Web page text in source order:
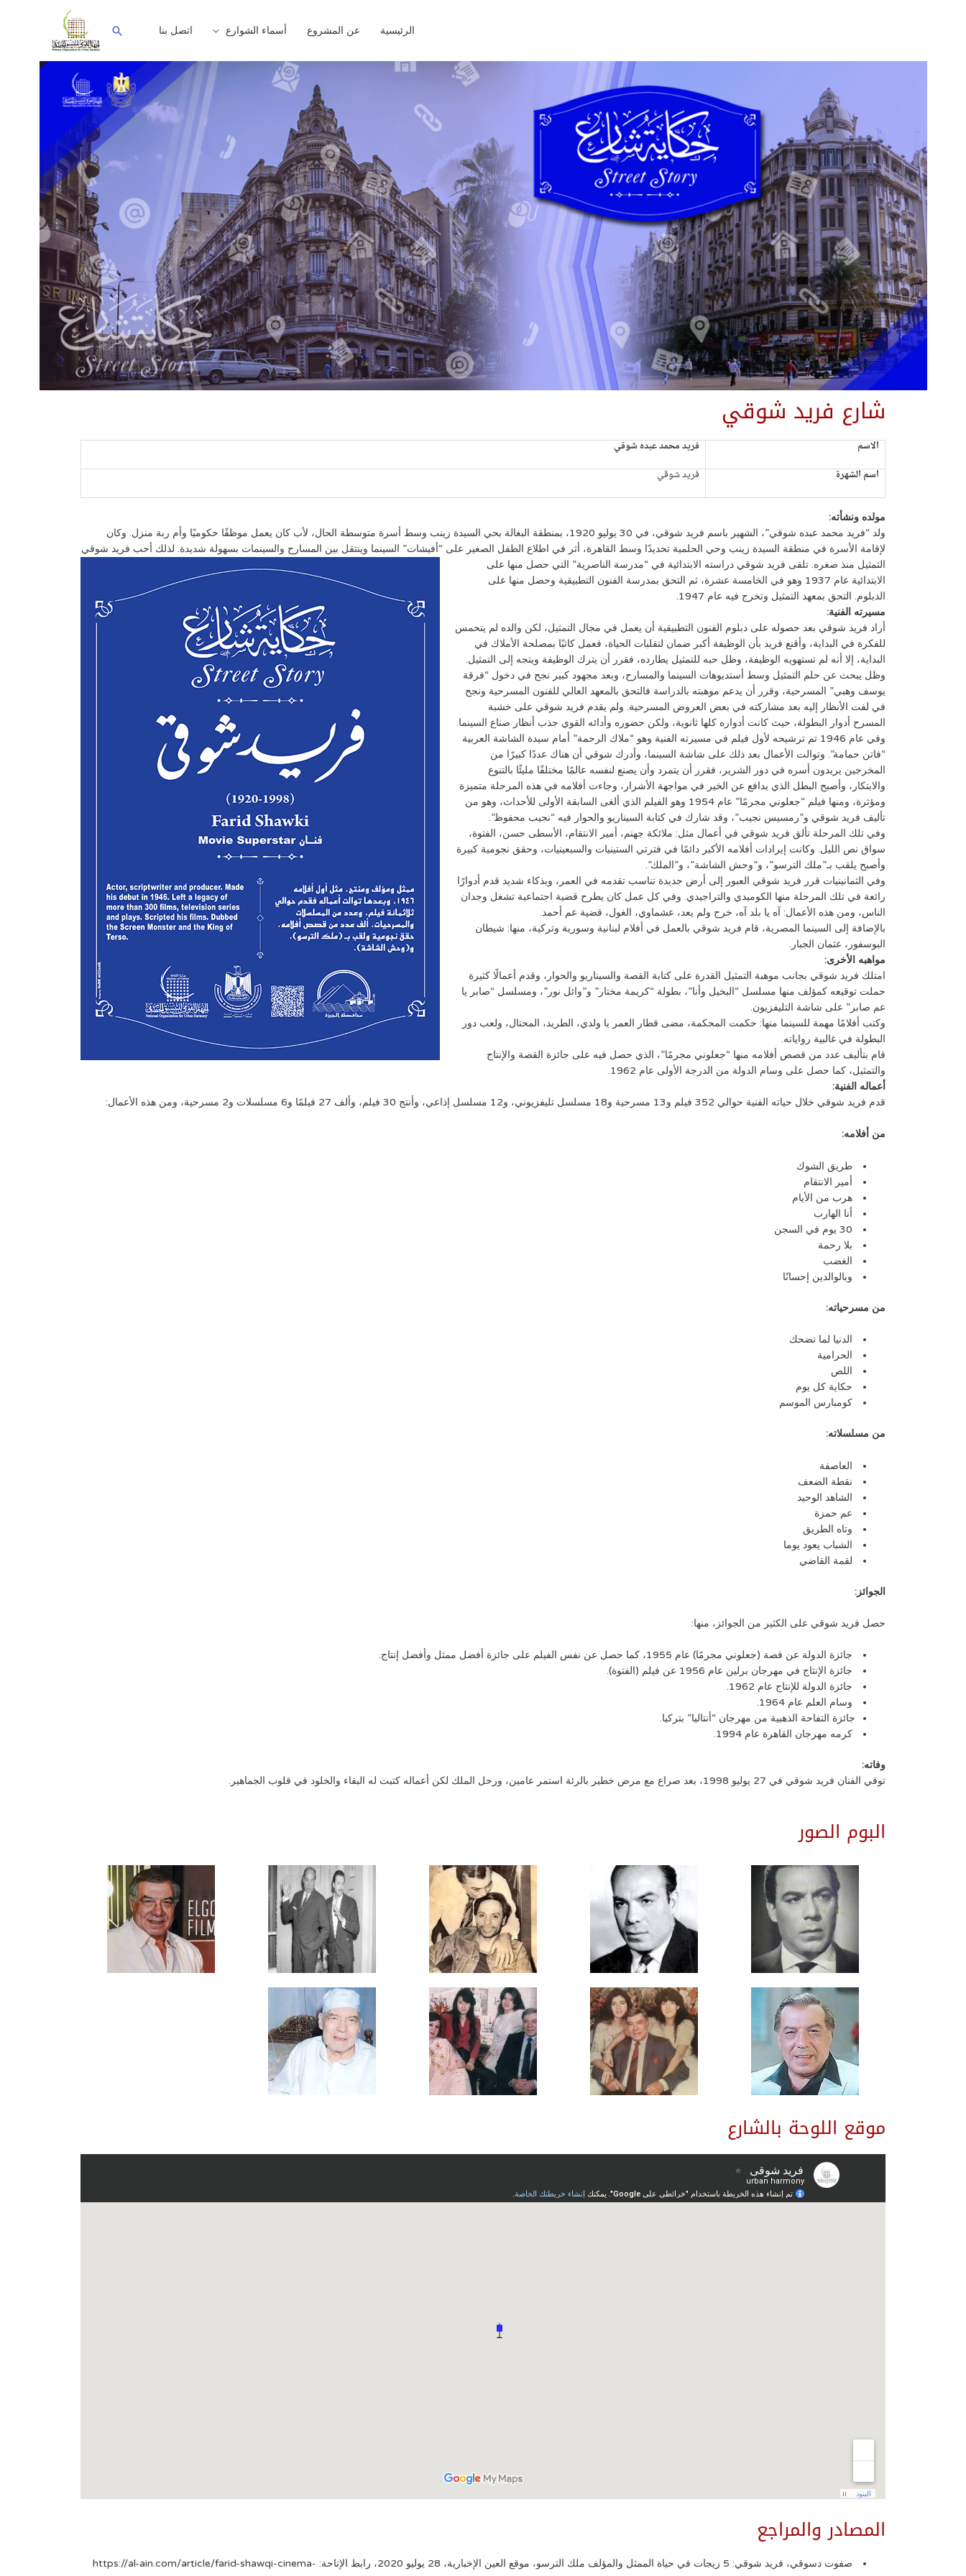
الرئيسية عن المشروع أسماء الشوارع اتصل بنا
شارع فريد شوقي
الاسم
فريد محمد عبده شوقي
اسم الشهرة
فريد شوقي
مولده ونشأته:
ولد “فريد محمد عبده شوقي”، الشهير باسم فريد شوقي، في 30 يوليو 1920، بمنطقة البغالة بحي السيدة زينب وسط أسرة متوسطة الحال، لأب كان يعمل موظفًا حكوميًا وأم ربة منزل. وكان
لإقامة الأسرة في منطقة السيدة زينب وحي الحلمية تحديدًا وسط القاهرة، أثر في اطلاع الطفل الصغير على “أفيشات” السينما وينتقل بين المسارح والسينمات بسهولة شديدة. لذلك أحب فريد شوقي
التمثيل منذ صغره. تلقى فريد شوقي دراسته الابتدائية في “مدرسة الناصرية” التي حصل منها على
الابتدائية عام 1937 وهو في الخامسة عشرة، ثم التحق بمدرسة الفنون التطبيقية وحصل منها على
الدبلوم. التحق بمعهد التمثيل وتخرج فيه عام 1947.
مسيرته الفنية:
أراد فريد شوقي بعد حصوله على دبلوم الفنون التطبيقية أن يعمل في مجال التمثيل، لكن والده لم يتحمس
للفكرة في البداية، وأقنع فريد بأن الوظيفة أكبر ضمان لتقلبات الحياة، فعمل كاتبًا بمصلحة الأملاك في
البداية، إلا أنه لم تستهويه الوظيفة، وظل حبه للتمثيل يطارده، فقرر أن يترك الوظيفة ويتجه إلى التمثيل.
وظل يبحث عن حلم التمثيل وسط أستديوهات السينما والمسارح، وبعد مجهود كبير نجح في دخول “فرقة
يوسف وهبي” المسرحية، وقرر أن يدعم موهبته بالدراسة فالتحق بالمعهد العالي للفنون المسرحية ونجح
في لفت الأنظار إليه بعد مشاركته في بعض العروض المسرحية. ولم يقدم فريد شوقي على خشبة
المسرح أدوار البطولة، حيث كانت أدواره كلها ثانوية، ولكن حضوره وأدائه القوي جذب أنظار صناع السينما.
وفي عام 1946 تم ترشيحه لأول فيلم في مسيرته الفنية وهو “ملاك الرحمة” أمام سيدة الشاشة العربية
“فاتن حمامة”. وتوالت الأعمال بعد ذلك على شاشة السينما، وأدرك شوقي أن هناك عددًا كبيرًا من
المخرجين يريدون أسره في دور الشرير، فقرر أن يتمرد وأن يصنع لنفسه عالمًا مختلفًا مليئًا بالتنوع
والابتكار، وأصبح البطل الذي يدافع عن الخير في مواجهة الأشرار، وجاءت أفلامه في هذه المرحلة متميزة
ومؤثرة، ومنها فيلم “جعلوني مجرمًا” عام 1954 وهو الفيلم الذي ألغى السابقة الأولى للأحداث، وهو من
تأليف فريد شوقي و”رمسيس نجيب”، وقد شارك في كتابة السيناريو والحوار فيه “نجيب محفوظ”.
وفي تلك المرحلة تألق فريد شوقي في أعمال مثل: ملائكة جهنم، أمير الانتقام، الأسطى حسن، الفتوة،
سواق نص الليل. وكانت إيرادات أفلامه الأكبر دائمًا في فترتي الستينيات والسبعينيات، وحقق نجومية كبيرة
وأصبح يلقب بـ”ملك الترسو”، و”وحش الشاشة”، و”الملك”.
وفي الثمانينيات قرر فريد شوقي العبور إلى أرض جديدة تناسب تقدمه في العمر، وبذكاء شديد قدم أدوارًا
رائعة في تلك المرحلة منها الكوميدي والتراجيدي. وفي كل عمل كان يطرح قضية اجتماعية تشغل وجدان
الناس، ومن هذه الأعمال: آه يا بلد آه، خرج ولم يعد، عشماوي، الغول، قضية عم أحمد.
بالإضافة إلى السينما المصرية، قام فريد شوقي بالعمل في أفلام لبنانية وسورية وتركية، منها: شيطان
البوسفور، عثمان الجبار.
مواهبه الأخرى:
امتلك فريد شوقي بجانب موهبة التمثيل القدرة على كتابة القصة والسيناريو والحوار، وقدم أعمالًا كثيرة
حملت توقيعه كمؤلف منها مسلسل “البخيل وأنا”، بطولة “كريمة مختار” و”وائل نور”، ومسلسل “صابر يا
عم صابر” على شاشة التليفزيون.
وكتب أفلامًا مهمة للسينما منها: حكمت المحكمة، مضى قطار العمر يا ولدي، الطريد، المحتال، ولعب دور
البطولة في غالبية رواياته.
قام بتأليف عدد من قصص أفلامه منها “جعلوني مجرمًا”، الذي حصل فيه على جائزة القصة والإنتاج
والتمثيل، كما حصل على وسام الدولة من الدرجة الأولى عام 1962.
أعماله الفنية:
قدم فريد شوقي خلال حياته الفنية حوالي 352 فيلم و13 مسرحية و18 مسلسل تليفزيوني، و12 مسلسل إذاعي، وأنتج 30 فيلم، وألف 27 فيلمًا و6 مسلسلات و2 مسرحية، ومن هذه الأعمال:
من أفلامه:
طريق الشوك
أمير الانتقام
هرب من الأيام
أنا الهارب
بلا رحمة
الغضب
وبالوالدين إحسانًا
من مسرحياته:
الدنيا لما تضحك
الحرامية
اللص
حكاية كل يوم
كومبارس الموسم
من مسلسلاته:
العاصفة
نقطة الضعف
الشاهد الوحيد
عم حمزة
وتاه الطريق
الشباب يعود يوما
لقمة القاضي
الجوائز:
حصل فريد شوقي على الكثير من الجوائز، منها:
جائزة الدولة عن قصة (جعلوني مجرمًا) عام 1955، كما حصل عن نفس الفيلم على جائزة أفضل ممثل وأفضل إنتاج.
جائزة الإنتاج في مهرجان برلين عام 1956 عن فيلم (الفتوة).
جائزة الدولة للإنتاج عام 1962.
وسام العلم عام 1964.
جائزة التفاحة الذهبية من مهرجان “أنتاليا” بتركيا.
كرمه مهرجان القاهرة عام 1994.
وفاته:
توفي الفنان فريد شوقي في 27 يوليو 1998، بعد صراع مع مرض خطير بالرئة استمر عامين، ورحل الملك لكن أعماله كتبت له البقاء والخلود في قلوب الجماهير.
البوم الصور
موقع اللوحة بالشارع
المصادر والمراجع
صفوت دسوقي، فريد شوقي: 5 زيجات في حياة الممثل والمؤلف ملك الترسو، موقع العين الإخبارية، 28 يوليو 2020، رابط الإتاحة: https://al-ain.com/article/farid-shawqi-cinema-